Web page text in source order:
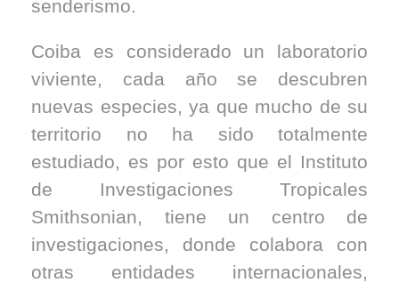
senderismo.
Coiba es considerado un laboratorio
viviente, cada año se descubren
nuevas especies, ya que mucho de su
territorio no ha sido totalmente
estudiado, es por esto que el Instituto
de Investigaciones Tropicales
Smithsonian, tiene un centro de
investigaciones, donde colabora con
otras entidades internacionales,